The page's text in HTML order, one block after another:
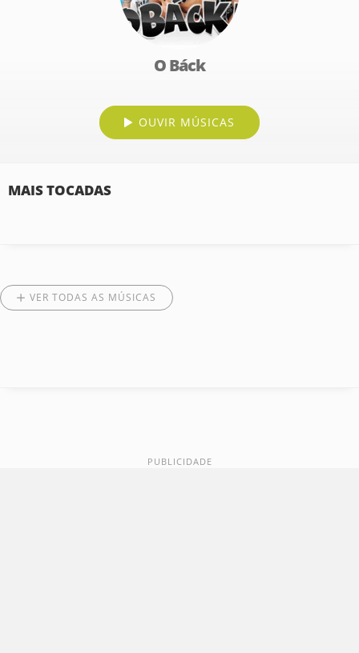
O Báck
OUVIR MÚSICAS
MAIS TOCADAS
VER TODAS AS MÚSICAS